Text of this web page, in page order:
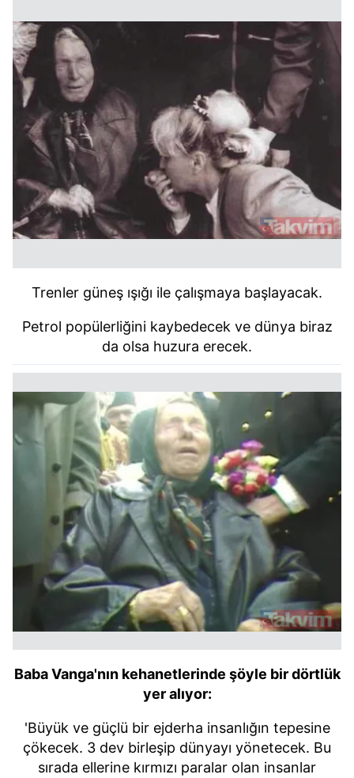
Trenler güneş ışığı ile çalışmaya başlayacak.
Petrol popülerliğini kaybedecek ve dünya biraz
da olsa huzura erecek.
Baba Vanga'nın kehanetlerinde şöyle bir dörtlük
yer alıyor:
'Büyük ve güçlü bir ejderha insanlığın tepesine
çökecek. 3 dev birleşip dünyayı yönetecek. Bu
sırada ellerine kırmızı paralar olan insanlar